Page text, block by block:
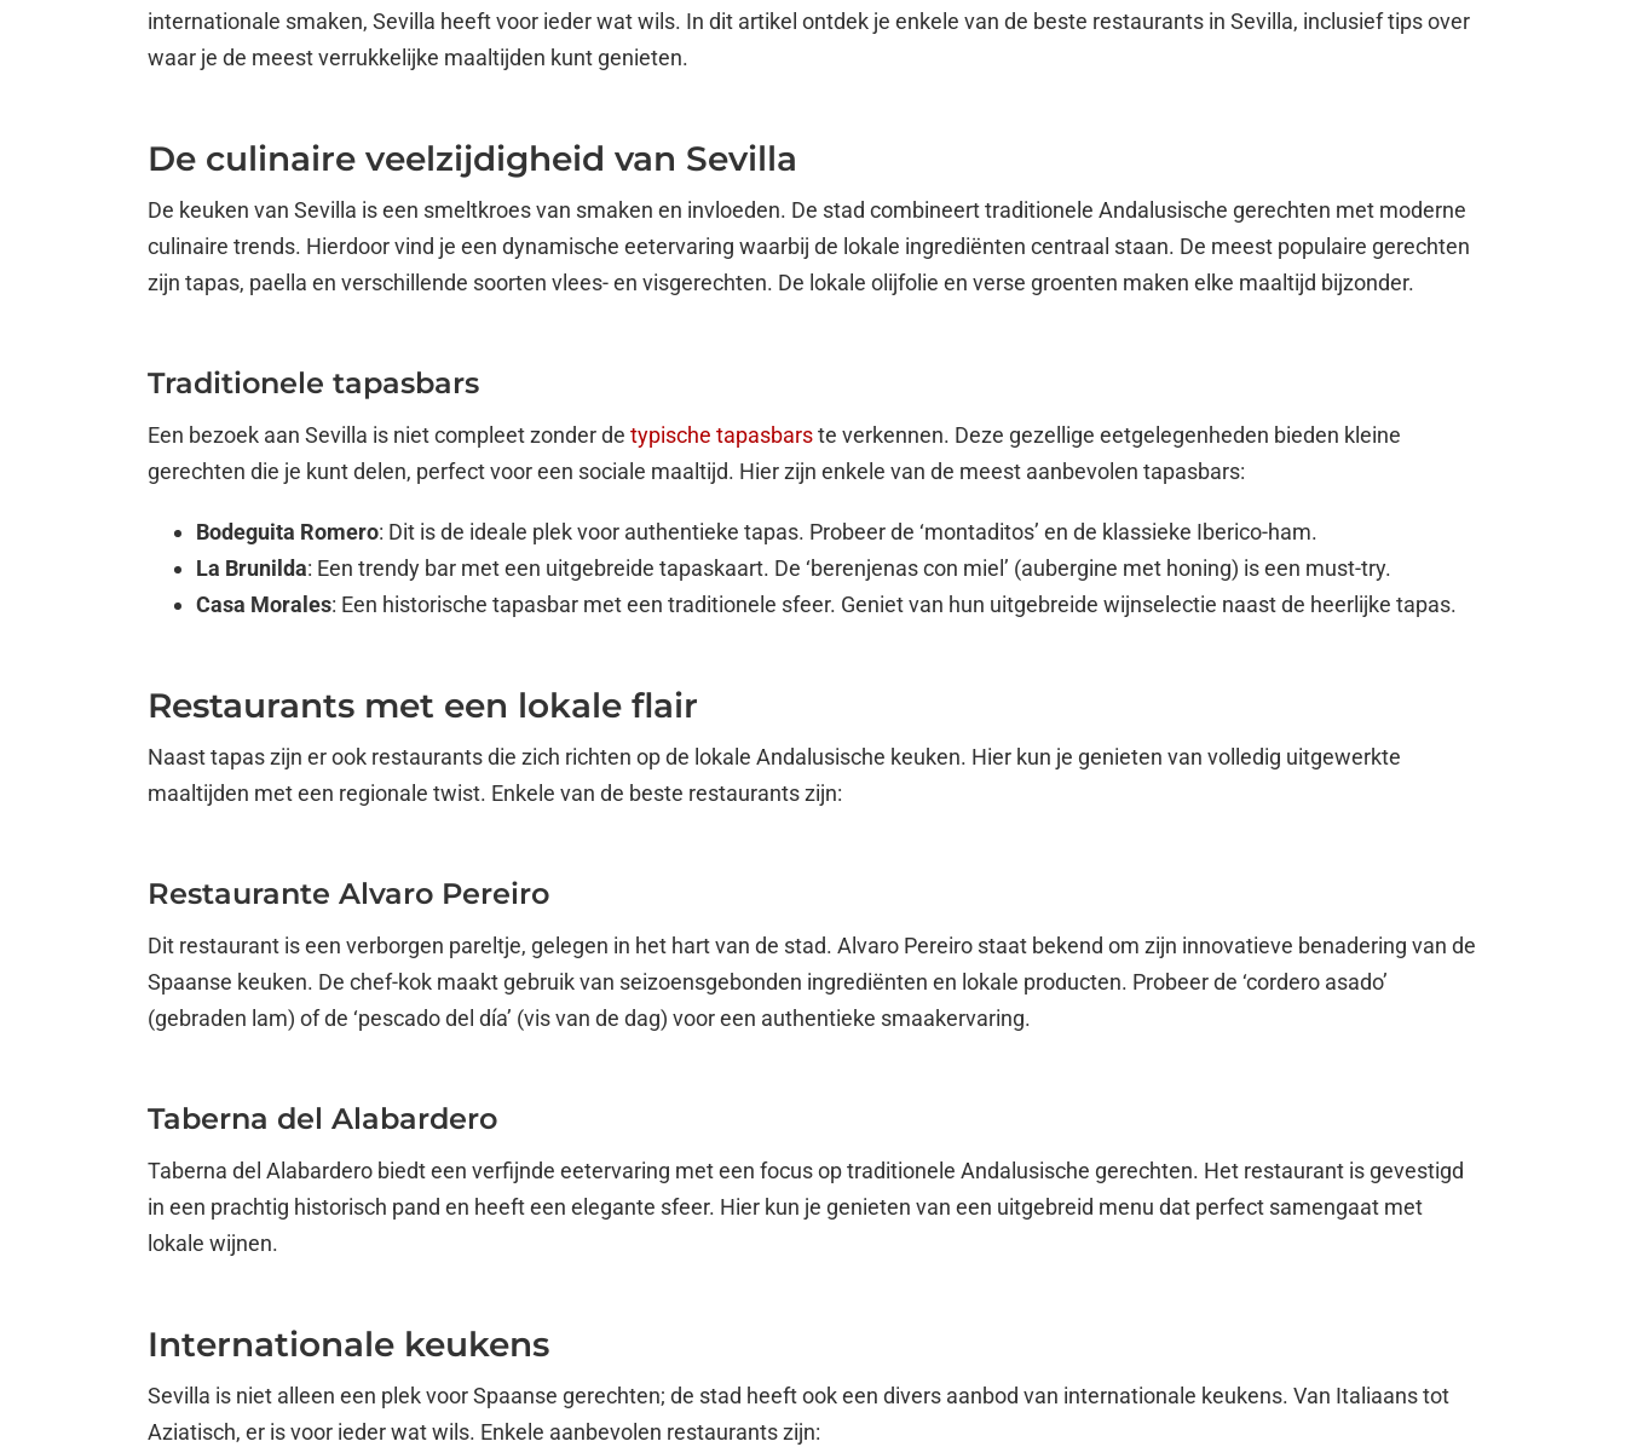
internationale smaken, Sevilla heeft voor ieder wat wils. In dit artikel ontdek je enkele van de beste restaurants in Sevilla, inclusief tips over
waar je de meest verrukkelijke maaltijden kunt genieten.
De culinaire veelzijdigheid van Sevilla
De keuken van Sevilla is een smeltkroes van smaken en invloeden. De stad combineert traditionele Andalusische gerechten met moderne
culinaire trends. Hierdoor vind je een dynamische eetervaring waarbij de lokale ingrediënten centraal staan. De meest populaire gerechten
zijn tapas, paella en verschillende soorten vlees- en visgerechten. De lokale olijfolie en verse groenten maken elke maaltijd bijzonder.
Traditionele tapasbars
Een bezoek aan Sevilla is niet compleet zonder de typische tapasbarste verkennen. Deze gezellige eetgelegenheden bieden kleine
gerechten die je kunt delen, perfect voor een sociale maaltijd. Hier zijn enkele van de meest aanbevolen tapasbars:
Bodeguita Romero: Dit is de ideale plek voor authentieke tapas. Probeer de ‘montaditos’ en de klassieke Iberico-ham.
La Brunilda: Een trendy bar met een uitgebreide tapaskaart. De ‘berenjenas con miel’ (aubergine met honing) is een must-try.
Casa Morales: Een historische tapasbar met een traditionele sfeer. Geniet van hun uitgebreide wijnselectie naast de heerlijke tapas.
Restaurants met een lokale flair
Naast tapas zijn er ook restaurants die zich richten op de lokale Andalusische keuken. Hier kun je genieten van volledig uitgewerkte
maaltijden met een regionale twist. Enkele van de beste restaurants zijn:
Restaurante Alvaro Pereiro
Dit restaurant is een verborgen pareltje, gelegen in het hart van de stad. Alvaro Pereiro staat bekend om zijn innovatieve benadering van de
Spaanse keuken. De chef-kok maakt gebruik van seizoensgebonden ingrediënten en lokale producten. Probeer de ‘cordero asado’
(gebraden lam) of de ‘pescado del día’ (vis van de dag) voor een authentieke smaakervaring.
Taberna del Alabardero
Taberna del Alabardero biedt een verfijnde eetervaring met een focus op traditionele Andalusische gerechten. Het restaurant is gevestigd
in een prachtig historisch pand en heeft een elegante sfeer. Hier kun je genieten van een uitgebreid menu dat perfect samengaat met
lokale wijnen.
Internationale keukens
Sevilla is niet alleen een plek voor Spaanse gerechten; de stad heeft ook een divers aanbod van internationale keukens. Van Italiaans tot
Aziatisch, er is voor ieder wat wils. Enkele aanbevolen restaurants zijn: